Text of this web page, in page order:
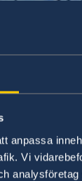
anpassa
Vi